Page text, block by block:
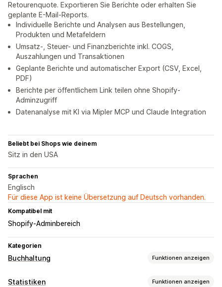
Retourenquote. Exportieren Sie Berichte oder erhalten Sie
geplante E-Mail-Reports.
Individuelle Berichte und Analysen aus Bestellungen,
Produkten und Metafeldern
Umsatz-, Steuer- und Finanzberichte inkl. COGS,
Auszahlungen und Transaktionen
Geplante Berichte und automatischer Export (CSV, Excel,
PDF)
Berichte per öffentlichem Link teilen ohne Shopify-
Adminzugriff
Datenanalyse mit KI via Mipler MCP und Claude Integration
Beliebt bei Shops wie deinem
Sitz in den USA
Sprachen
Englisch
Für diese App ist keine Übersetzung auf Deutsch vorhanden.
Kompatibel mit
Shopify-Adminbereich
Kategorien
Buchhaltung Funktionen anzeigen
Finanzielle Berichte
Statistiken Funktionen anzeigen